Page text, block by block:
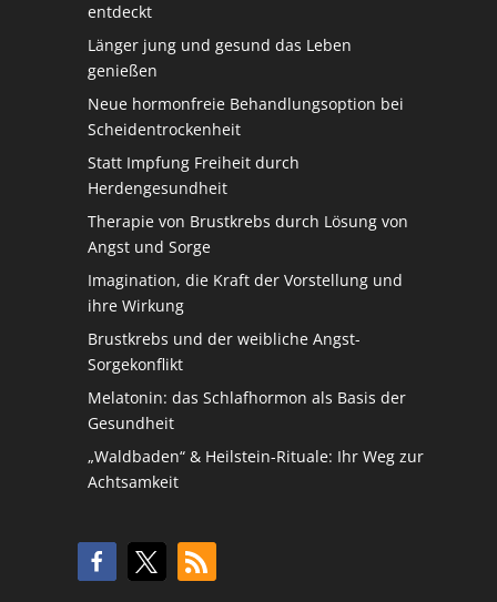
entdeckt
Länger jung und gesund das Leben
genießen
Neue hormonfreie Behandlungsoption bei
Scheidentrockenheit
Statt Impfung Freiheit durch
Herdengesundheit
Therapie von Brustkrebs durch Lösung von
Angst und Sorge
Imagination, die Kraft der Vorstellung und
ihre Wirkung
Brustkrebs und der weibliche Angst-
Sorgekonflikt
Melatonin: das Schlafhormon als Basis der
Gesundheit
„Waldbaden“ & Heilstein-Rituale: Ihr Weg zur
Achtsamkeit